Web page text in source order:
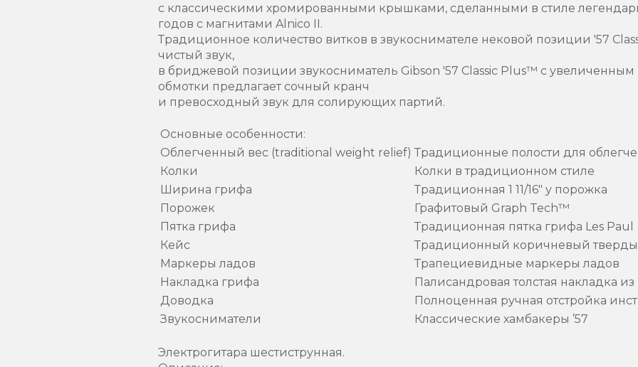
с классическими хромированными крышками, сделанными в стиле
годов с магнитами Alnico II.
Традиционное количество витков в звукоснимателе нековой позиции '57
чистый звук,
в бриджевой позиции звукосниматель Gibson '57 Classic Plus™ с увеличенным
обмотки предлагает сочный кранч
и превосходный звук для солирующих партий.
Основные особенности:
Облегченный вес (traditional weight relief) Традиционные полости для
Колки
Колки в традиционном стиле
Ширина грифа
Традиционная 1 11/16" у порожка
Порожек
Графитовый Graph Tech™
Пятка грифа
Традиционная пятка грифа Les Paul
Кейс
Традиционный коричневый
Маркеры ладов
Трапециевидные маркеры ладов
Накладка грифа
Палисандровая толстая накладка из
Доводка
Полноценная ручная отстройка
Звукосниматели
Классические хамбакеры ’57
Электрогитара шестиструнная.